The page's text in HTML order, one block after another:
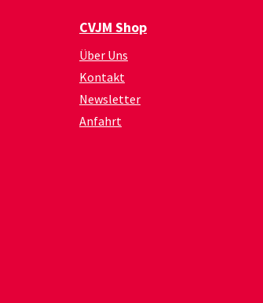
CVJM Shop
Über Uns
Kontakt
Newsletter
Anfahrt